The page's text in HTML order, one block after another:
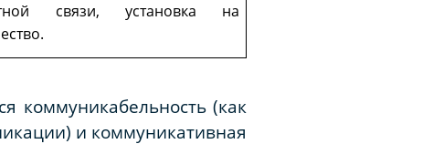
связи, установка на
коммуникабельность (как
и коммуникативная